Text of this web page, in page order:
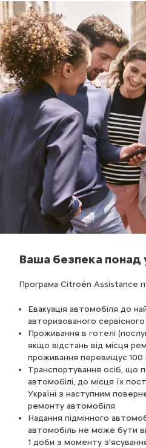
Ваша безпека понад
Програма Citroёn Assistance
Евакуація автомобіля до
авторизованого
Проживання в готелі
якщо відстань від місця
проживання перевищує 100
Транспортування осіб, що
автомобілі, до місця їх
Україні з наступним
ремонту автомобіля
Надання підмінного
автомобіль не може бути
1 доби з моменту